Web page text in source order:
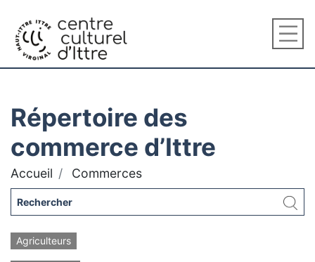
Répertoire des
commerce d’Ittre
Accueil Commerces
Agriculteurs